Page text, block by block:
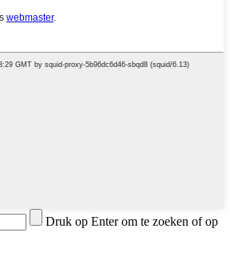
Druk op Enter om te zoeken of op